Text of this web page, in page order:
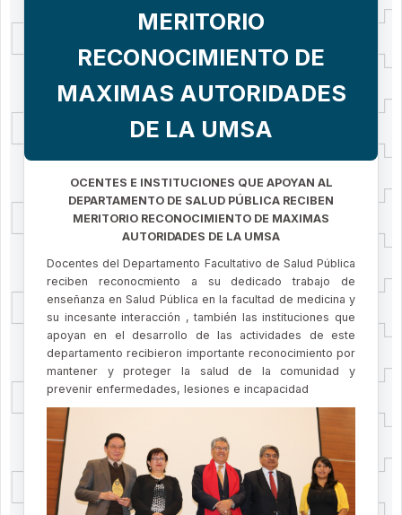
MERITORIO
RECONOCIMIENTO DE
MAXIMAS AUTORIDADES
DE LA UMSA
OCENTES E INSTITUCIONES QUE APOYAN AL
DEPARTAMENTO DE SALUD PÚBLICA RECIBEN
MERITORIO RECONOCIMIENTO DE MAXIMAS
AUTORIDADES DE LA UMSA
Docentes del Departamento Facultativo de Salud Pública
reciben reconocmiento a su dedicado trabajo de
enseñanza en Salud Pública en la facultad de medicina y
su incesante interacción , también las instituciones que
apoyan en el desarrollo de las actividades de este
departamento recibieron importante reconocimiento por
mantener y proteger la salud de la comunidad y
prevenir enfermedades, lesiones e incapacidad